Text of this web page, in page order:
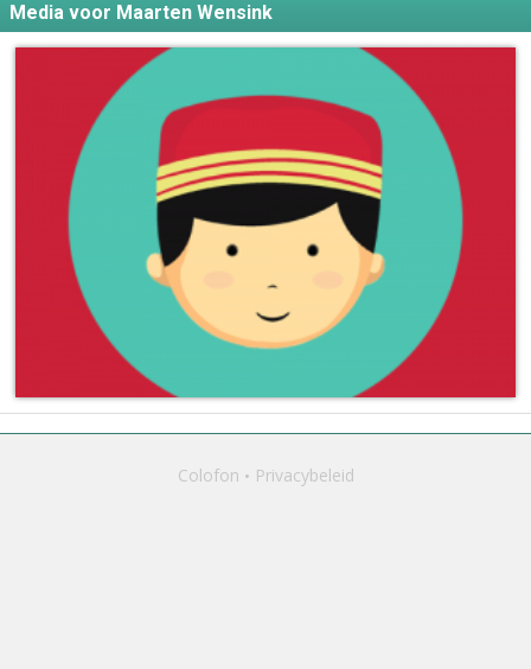
Media voor Maarten Wensink
Colofon Privacybeleid